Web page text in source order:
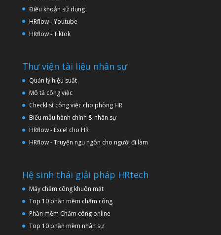
Điều khoản sử dụng
HRflow - Youtube
HRflow - Tiktok
Thư viện tài liệu nhân sự
Quản lý hiệu suất
Mô tả công việc
Checklist công việc cho phòng HR
Biểu mẫu hành chính & nhân sự
HRflow - Excel cho HR
HRflow - Truyện ngụ ngôn cho người đi làm
Hệ sinh thái giải pháp HRtech
Máy chấm công khuôn mặt
Top 10 phần mềm chấm công
Phần mềm Chấm công online
Top 10 phần mềm nhân sự